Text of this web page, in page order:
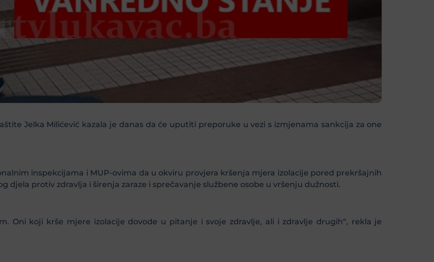
Jelka Milićević kazala je danas da će uputiti preporuke u vezi s izmjenama sankcija za one
inspekcijama i MUP-ovima da u okviru provjera kršenja mjera izolacije pored prekršajnih
djela protiv zdravlja i širenja zaraze i sprečavanje službene osobe u vršenju dužnosti.
Oni koji krše mjere izolacije dovode u pitanje i svoje zdravlje, ali i zdravlje drugih“, rekla je